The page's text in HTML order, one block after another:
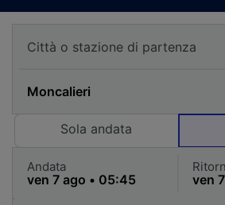
Sola andata
Andata